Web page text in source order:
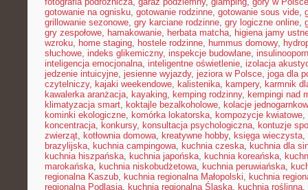
gotowanie na ognisku, gotowanie rodzinne, gotowanie sous vide,
grillowanie sezonowe, gry karciane rodzinne, gry logiczne online,
gry zespołowe, hamakowanie, herbata matcha, higiena jamy
wzroku, home staging, hostele rodzinne, hummus domowy,
słuchowe, indeks glikemiczny, inspekcje budowlane,
inteligencja emocjonalna, inteligentne oświetlenie, izolacja
jedzenie intuicyjne, jesienne wyjazdy, jeziora w Polsce, joga dla
czytelniczy, kajaki weekendowe, kalistenika, kampery, karmnik
kawalerka aranżacja, kayaking, kemping rodzinny, kempingi nad
klimatyzacja smart, koktajle bezalkoholowe, kolacje
kominki ekologiczne, komórka lokatorska, kompozycje kwiatowe,
koncentracja, konkursy, konsultacja psychologiczna, kontuzje
zwierząt, kotłownia domowa, kreatywne hobby, księga wieczysta,
brazylijska, kuchnia campingowa, kuchnia czeska, kuchnia dla
kuchnia hiszpańska, kuchnia japońska, kuchnia koreańska,
marokańska, kuchnia niskobudżetowa, kuchnia peruwiańska,
regionalna Kaszub, kuchnia regionalna Małopolski, kuchnia
regionalna Podlasia, kuchnia regionalna Śląska, kuchnia roślinna,